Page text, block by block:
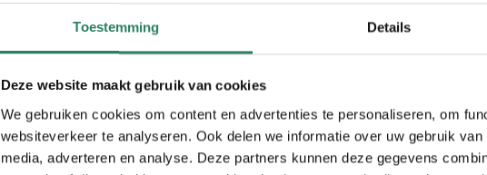
Toestemming Details
Deze website maakt gebruik van cookies
We gebruiken cookies om content en advertenties te personaliseren, om
websiteverkeer te analyseren. Ook delen we informatie over uw gebruik
media, adverteren en analyse. Deze partners kunnen deze gegevens